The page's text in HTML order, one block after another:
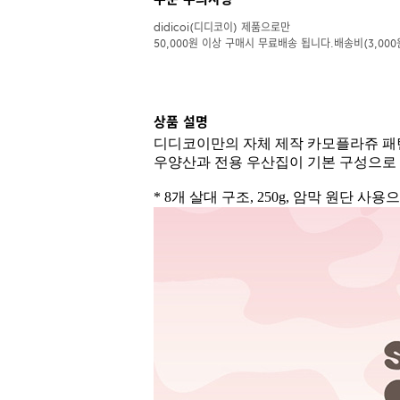
didicoi(디디코이) 제품으로만
50,000원 이상 구매시 무료배송 됩니다.배송비(3,000
상품 설명